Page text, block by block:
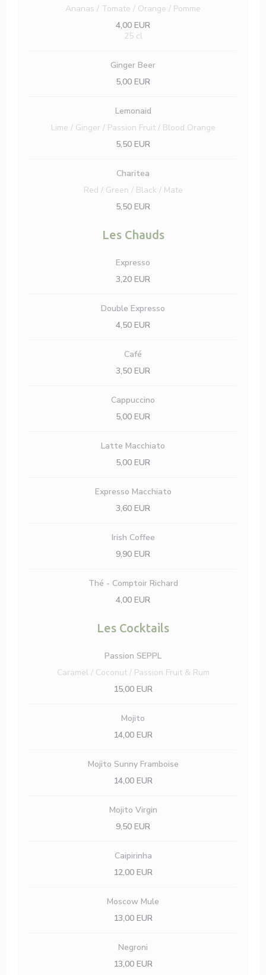
Ananas / Tomate / Orange / Pomme
4,00 EUR
25 cl
Ginger Beer
5,00 EUR
Lemonaid
Lime / Ginger / Passion Fruit / Blood Orange
5,50 EUR
Charitea
Red / Green / Black / Mate
5,50 EUR
Les Chauds
Expresso
3,20 EUR
Double Expresso
4,50 EUR
Café
3,50 EUR
Cappuccino
5,00 EUR
Latte Macchiato
5,00 EUR
Expresso Macchiato
3,60 EUR
Irish Coffee
9,90 EUR
Thé - Comptoir Richard
4,00 EUR
Les Cocktails
Passion SEPPL
Caramel / Coconut / Passion Fruit & Rum
15,00 EUR
Mojito
14,00 EUR
Mojito Sunny Framboise
14,00 EUR
Mojito Virgin
9,50 EUR
Caipirinha
12,00 EUR
Moscow Mule
13,00 EUR
Negroni
13,00 EUR